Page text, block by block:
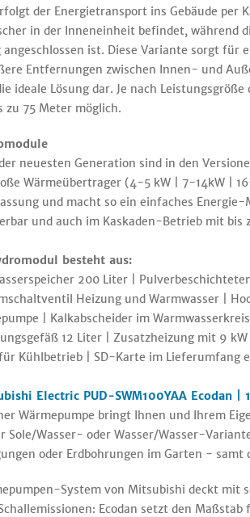
der Energietransport ins Gebäude per
in der Inneneinheit befindet, während
ist. Diese Variante sorgt für
Entfernungen zwischen Innen- und
ideale Lösung dar. Je nach Leistungsgröße
zu 75 Meter möglich.
neuesten Generation sind in den
Wärmeübertrager (4-5 kW | 7-14kW |
und macht so ein einfaches
und auch im Kaskaden-Betrieb mit bis
besteht aus:
200 Liter |
Heizung und Warmwasser |
| Kalkabscheider im
12 Liter | Zusatzheizung mit 9
Kühlbetrieb | SD-Karte im Lieferumfang
Electric PUD-SWM100YAA Ecodan |
Wärmepumpe bringt Ihnen und Ihrem
Sole/Wasser- oder Wasser/Wasser-
oder Erdbohrungen im Garten -
System von Mitsubishi deckt mit
Ecodan setzt den